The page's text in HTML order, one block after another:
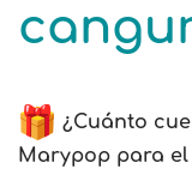
¿Cuánto
Marypop para